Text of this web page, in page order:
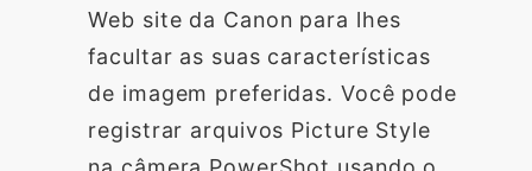
Web site da Canon para lhes
facultar as suas características
de imagem preferidas. Você pode
registrar arquivos Picture Style